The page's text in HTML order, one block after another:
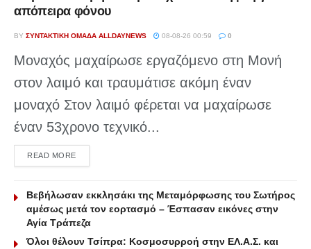
απόπειρα φόνου
BY ΣΥΝΤΑΚΤΙΚΉ ΟΜΆΔΑ ALLDAYNEWS 08-08-26 00:59 0
Μοναχός μαχαίρωσε εργαζόμενο στη Μονή
στον λαιμό και τραυμάτισε ακόμη έναν
μοναχό Στον λαιμό φέρεται να μαχαίρωσε
έναν 53χρονο τεχνικό...
READ MOREDETAILS
Βεβήλωσαν εκκλησάκι της Μεταμόρφωσης του Σωτήρος
αμέσως μετά τον εορτασμό – Έσπασαν εικόνες στην
Αγία Τράπεζα
Όλοι θέλουν Τσίπρα: Κοσμοσυρροή στην ΕΛ.Α.Σ. και